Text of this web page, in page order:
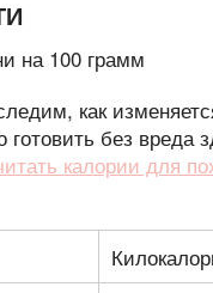
как
без
калории для